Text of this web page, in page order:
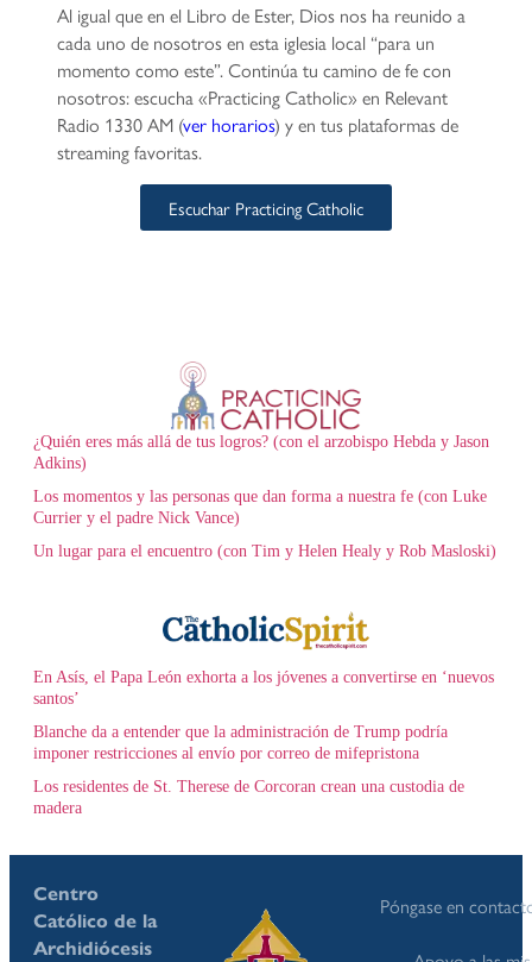
Al igual que en el Libro de Ester, Dios nos ha reunido a
cada uno de nosotros en esta iglesia local “para un
momento como este”. Continúa tu camino de fe con
nosotros: escucha «Practicing Catholic» en Relevant
Radio 1330 AM (ver horarios) y en tus plataformas de
streaming favoritas.
Escuchar Practicing Catholic
¿Quién eres más allá de tus logros? (con el arzobispo Hebda y Jason
Adkins)
Los momentos y las personas que dan forma a nuestra fe (con Luke
Currier y el padre Nick Vance)
Un lugar para el encuentro (con Tim y Helen Healy y Rob Masloski)
En Asís, el Papa León exhorta a los jóvenes a convertirse en ‘nuevos
santos’
Blanche da a entender que la administración de Trump podría
imponer restricciones al envío por correo de mifepristona
Los residentes de St. Therese de Corcoran crean una custodia de
madera
Centro
Católico de la
Archidiócesis
Póngase en